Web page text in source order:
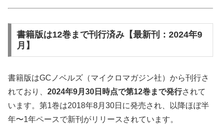
書籍版は12巻まで刊行済み【最新刊：2024年9
月】
書籍版はGCノベルズ（マイクロマガジン社）から刊行さ
れており、 2024年9月30日時点で第12巻まで発行されて
います。第1巻は2018年8月30日に発売され、以降ほぼ半
年〜1年ペースで新刊がリリースされています。